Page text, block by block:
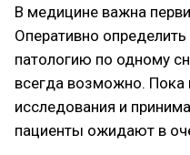
В медицине важна
Оперативно
патологию по одному
всегда возможно. Пока
исследования и
пациенты ожидают в